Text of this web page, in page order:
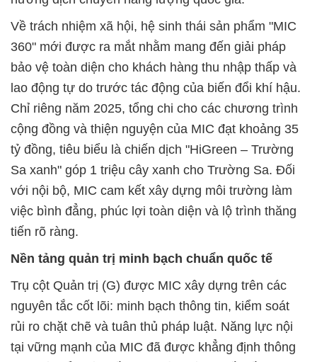
Về trách nhiệm xã hội, hệ sinh thái sản phẩm "MIC
360" mới được ra mắt nhằm mang đến giải pháp
bảo vệ toàn diện cho khách hàng thu nhập thấp và
lao động tự do trước tác động của biến đổi khí hậu.
Chỉ riêng năm 2025, tổng chi cho các chương trình
cộng đồng và thiện nguyện của MIC đạt khoảng 35
tỷ đồng, tiêu biểu là chiến dịch "HiGreen – Trường
Sa xanh" góp 1 triệu cây xanh cho Trường Sa. Đối
với nội bộ, MIC cam kết xây dựng môi trường làm
việc bình đẳng, phúc lợi toàn diện và lộ trình thăng
tiến rõ ràng.
Nền tảng quản trị minh bạch chuẩn quốc tế
Trụ cột Quản trị (G) được MIC xây dựng trên các
nguyên tắc cốt lõi: minh bạch thông tin, kiểm soát
rủi ro chặt chẽ và tuân thủ pháp luật. Năng lực nội
tại vững mạnh của MIC đã được khẳng định thông